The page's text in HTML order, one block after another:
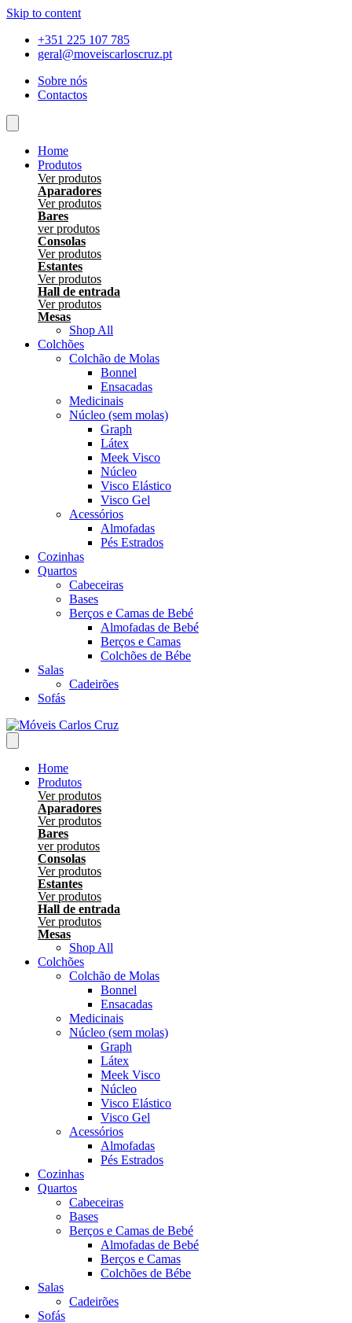
Skip to content
+351 225 107 785
geral@moveiscarloscruz.pt
Sobre nós
Contactos
Home
Produtos
Ver produtos
Aparadores
Ver produtos
Bares
ver produtos
Consolas
Ver produtos
Estantes
Ver produtos
Hall de entrada
Ver produtos
Mesas
Shop All
Colchões
Colchão de Molas
Bonnel
Ensacadas
Medicinais
Núcleo (sem molas)
Graph
Látex
Meek Visco
Núcleo
Visco Elástico
Visco Gel
Acessórios
Almofadas
Pés Estrados
Cozinhas
Quartos
Cabeceiras
Bases
Berços e Camas de Bebé
Almofadas de Bebé
Berços e Camas
Colchões de Bébe
Salas
Cadeirões
Sofás
Home
Produtos
Ver produtos
Aparadores
Ver produtos
Bares
ver produtos
Consolas
Ver produtos
Estantes
Ver produtos
Hall de entrada
Ver produtos
Mesas
Shop All
Colchões
Colchão de Molas
Bonnel
Ensacadas
Medicinais
Núcleo (sem molas)
Graph
Látex
Meek Visco
Núcleo
Visco Elástico
Visco Gel
Acessórios
Almofadas
Pés Estrados
Cozinhas
Quartos
Cabeceiras
Bases
Berços e Camas de Bebé
Almofadas de Bebé
Berços e Camas
Colchões de Bébe
Salas
Cadeirões
Sofás